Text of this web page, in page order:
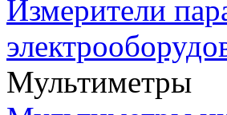
Измерители
Мультиметры